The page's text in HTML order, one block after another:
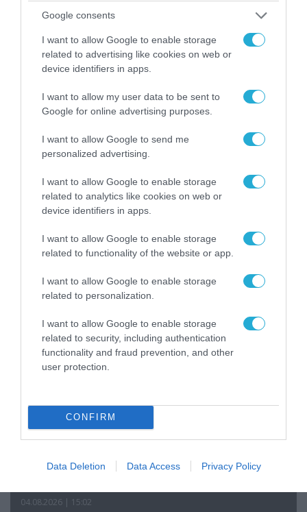
Google consents
I want to allow Google to enable storage
related to advertising like cookies on web or
device identifiers in apps.
I want to allow my user data to be sent to
Google for online advertising purposes.
I want to allow Google to send me
personalized advertising.
I want to allow Google to enable storage
related to analytics like cookies on web or
device identifiers in apps.
I want to allow Google to enable storage
related to functionality of the website or app.
I want to allow Google to enable storage
related to personalization.
I want to allow Google to enable storage
related to security, including authentication
functionality and fraud prevention, and other
user protection.
CONFIRM
Data Deletion Data Access Privacy Policy
06.08.2026 | 14:02
«Επιχείρηση ελεύθερα πεζοδρόμια» στην
Αθήνα: Απομακρύνθηκαν παράνομα
αντικείμενα από κοινόχρηστους χώρους
06.08.2026 | 09:03
«Οι εντελώς αθώοι»: Η ανάρτηση του Αρκά για
τα ζώα που χάθηκαν στις πυρκαγιές της
Αττικής (φωτο)
04.08.2026 | 15:02